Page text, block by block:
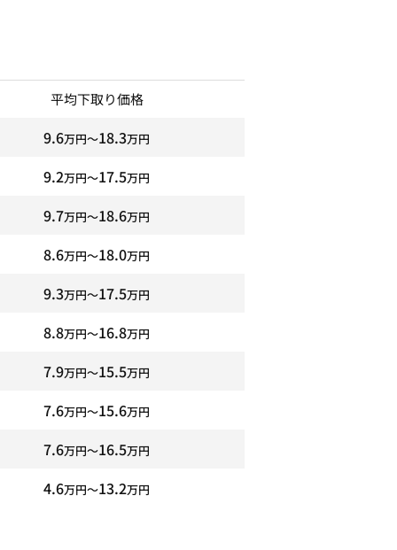
平均下取り価格
9.6万円〜18.3万円
9.2万円〜17.5万円
9.7万円〜18.6万円
8.6万円〜18.0万円
9.3万円〜17.5万円
8.8万円〜16.8万円
7.9万円〜15.5万円
7.6万円〜15.6万円
7.6万円〜16.5万円
4.6万円〜13.2万円